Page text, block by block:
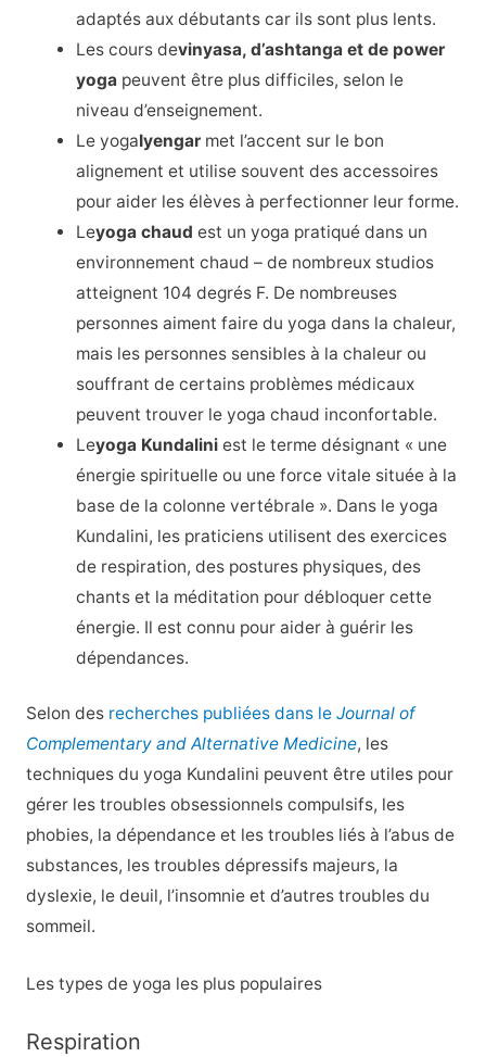
adaptés aux débutants car ils sont plus lents.
Les cours devinyasa, d’ashtanga et de power
yoga peuvent être plus difficiles, selon le
niveau d’enseignement.
Le yogaIyengar met l’accent sur le bon
alignement et utilise souvent des accessoires
pour aider les élèves à perfectionner leur forme.
Leyoga chaud est un yoga pratiqué dans un
environnement chaud – de nombreux studios
atteignent 104 degrés F. De nombreuses
personnes aiment faire du yoga dans la chaleur,
mais les personnes sensibles à la chaleur ou
souffrant de certains problèmes médicaux
peuvent trouver le yoga chaud inconfortable.
Leyoga Kundaliniest le terme désignant « une
énergie spirituelle ou une force vitale située à la
base de la colonne vertébrale ». Dans le yoga
Kundalini, les praticiens utilisent des exercices
de respiration, des postures physiques, des
chants et la méditation pour débloquer cette
énergie. Il est connu pour aider à guérir les
dépendances.
Selon des recherches publiées dans le Journal of
Complementary and Alternative Medicine, les
techniques du yoga Kundalini peuvent être utiles pour
gérer les troubles obsessionnels compulsifs, les
phobies, la dépendance et les troubles liés à l’abus de
substances, les troubles dépressifs majeurs, la
dyslexie, le deuil, l’insomnie et d’autres troubles du
sommeil.
Les types de yoga les plus populaires
Respiration